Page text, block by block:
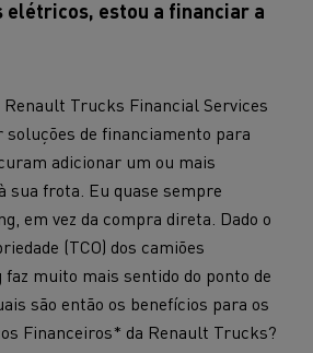
elétricos, estou a financiar a
Trucks Financial Services
de financiamento para
adicionar um ou mais
sua frota. Eu quase sempre
em vez da compra direta. Dado o
(TCO) dos camiões
muito mais sentido do ponto de
são então os benefícios para os
Financeiros* da Renault Trucks?